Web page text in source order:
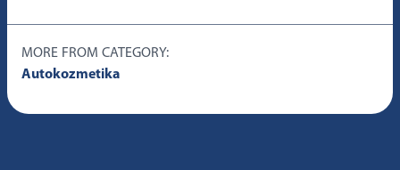
MORE FROM CATEGORY:
Autokozmetika